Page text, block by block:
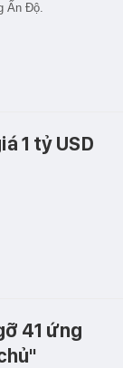
Ấn Độ.
1 tỷ USD
41 ứng